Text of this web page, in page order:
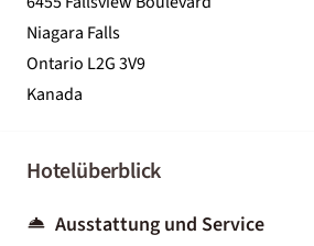
Niagara Falls
Ontario L2G 3V9
Kanada
Hotelüberblick
Ausstattung und Service